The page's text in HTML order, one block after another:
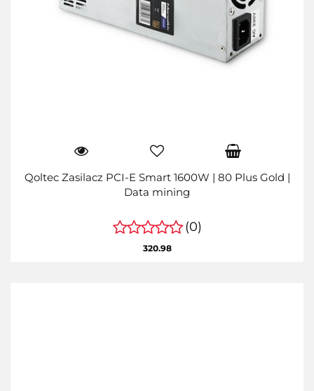
Qoltec Zasilacz PCI-E Smart 1600W | 80 Plus Gold |
Data mining
(0)
320.98